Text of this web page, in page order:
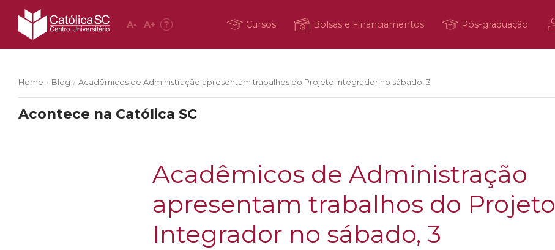
A- A+ ? Cursos Bolsas e Financiamentos Pós-graduação
Home / Blog / Acadêmicos de Administração apresentam trabalhos do Projeto Integrador no sábado, 3
Acontece na Católica SC
Acadêmicos de Administração
apresentam trabalhos do Projeto
Integrador no sábado, 3